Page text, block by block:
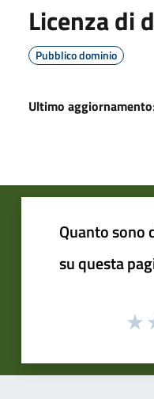
Licenza di
Pubblico dominio
Ultimo aggiornamento
Quanto sono
su questa